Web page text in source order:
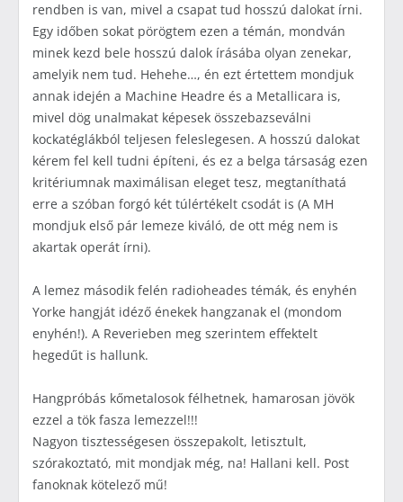
rendben is van, mivel a csapat tud hosszú dalokat írni.
Egy időben sokat pörögtem ezen a témán, mondván
minek kezd bele hosszú dalok írásába olyan zenekar,
amelyik nem tud. Hehehe…, én ezt értettem mondjuk
annak idején a Machine Headre és a Metallicara is,
mivel dög unalmakat képesek összebazseválni
kockatéglákból teljesen feleslegesen. A hosszú dalokat
kérem fel kell tudni építeni, és ez a belga társaság ezen
kritériumnak maximálisan eleget tesz, megtaníthatá
erre a szóban forgó két túlértékelt csodát is (A MH
mondjuk első pár lemeze kiváló, de ott még nem is
akartak operát írni).
A lemez második felén radioheades témák, és enyhén
Yorke hangját idéző énekek hangzanak el (mondom
enyhén!). A Reverieben meg szerintem effektelt
hegedűt is hallunk.
Hangpróbás kőmetalosok félhetnek, hamarosan jövök
ezzel a tök fasza lemezzel!!!
Nagyon tisztességesen összepakolt, letisztult,
szórakoztató, mit mondjak még, na! Hallani kell. Post
fanoknak kötelező mű!